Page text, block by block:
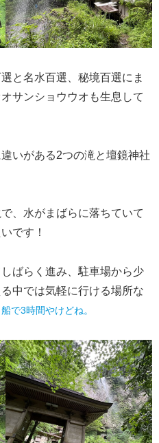
と名水百選、秘境百選にま
サンショウウオも生息して
いがある2つの滝と壇鏡神社
、水がまばらに落ちていて
です！
ばらく進み、駐車場から少
中では気軽に行ける場所な
で3時間やけどね。